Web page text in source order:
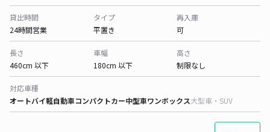
貸出時間
24時間営業
タイプ
平置き
再入庫
可
長さ
460cm 以下
車幅
180cm 以下
高さ
制限なし
対応車種
オートバイ軽自動車コンパクトカー中型車ワンボックス大型車・SUV